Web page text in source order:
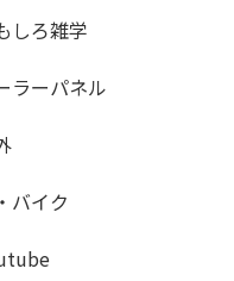
しろ雑学
ラーパネル
バイク